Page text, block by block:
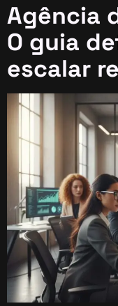
Agência
O guia
escalar